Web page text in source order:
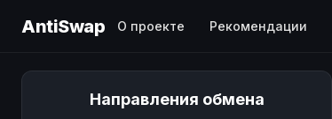
AntiSwap О проекте Рекомендации
Направления обмена